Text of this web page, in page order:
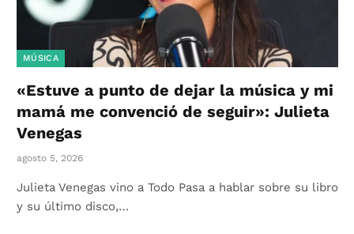
MÚSICA
«Estuve a punto de dejar la música y mi
mamá me convenció de seguir»: Julieta
Venegas
agosto 5, 2026
Julieta Venegas vino a Todo Pasa a hablar sobre su libro
y su último disco,…